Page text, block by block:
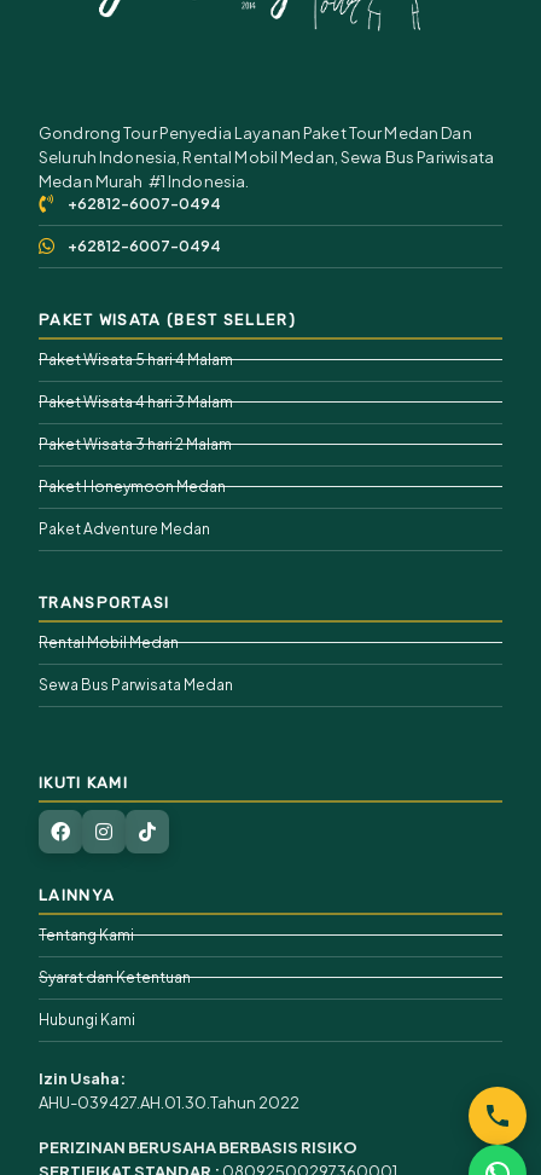
Gondrong Tour Penyedia Layanan Paket Tour Medan Dan
Seluruh Indonesia, Rental Mobil Medan, Sewa Bus Pariwisata
Medan Murah #1 Indonesia.
+62812-6007-0494
+62812-6007-0494
PAKET WISATA (BEST SELLER)
Paket Wisata 5 hari 4 Malam
Paket Wisata 4 hari 3 Malam
Paket Wisata 3 hari 2 Malam
Paket Honeymoon Medan
Paket Adventure Medan
TRANSPORTASI
Rental Mobil Medan
Sewa Bus Parwisata Medan
IKUTI KAMI
LAINNYA
Tentang Kami
Syarat dan Ketentuan
Hubungi Kami
Izin Usaha:
AHU-039427.AH.01.30.Tahun 2022
PERIZINAN BERUSAHA BERBASIS RISIKO
SERTIFIKAT STANDAR : 08092500297360001